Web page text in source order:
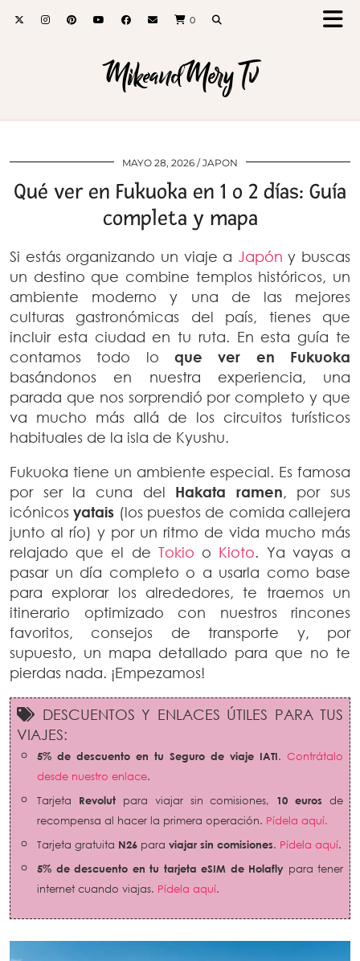
0
MikeandMery Tv
MAYO 28, 2026 JAPON
Qué ver en Fukuoka en 1 o 2 días: Guía
completa y mapa
Si estás organizando un viaje a Japón y buscas
un destino que combine templos históricos, un
ambiente moderno y una de las mejores
culturas gastronómicas del país, tienes que
incluir esta ciudad en tu ruta. En esta guía te
contamos todo lo que ver en Fukuoka
basándonos en nuestra experiencia, una
parada que nos sorprendió por completo y que
va mucho más allá de los circuitos turísticos
habituales de la isla de Kyushu.
Fukuoka tiene un ambiente especial. Es famosa
por ser la cuna del Hakata ramen, por sus
icónicosyatais (los puestos de comida callejera
junto al río) y por un ritmo de vida mucho más
relajado que el de Tokio o Kioto. Ya vayas a
pasar un día completo o a usarla como base
para explorar los alrededores, te traemos un
itinerario optimizado con nuestros rincones
favoritos, consejos de transporte y, por
supuesto, un mapa detallado para que no te
pierdas nada. ¡Empezamos!
DESCUENTOS Y ENLACES ÚTILES PARA TUS
VIAJES:
5% de descuento en tu Seguro de viaje IATI. Contrátalo
desde nuestro enlace.
Tarjeta Revolutpara viajar sin comisiones, 10 euros de
recompensa al hacer la primera operación. Pídela aquí.
Tarjeta gratuita N26 para viajar sin comisiones. Pídela aquí.
5% de descuento en tu tarjeta eSIM de Holafly para tener
internet cuando viajas. Pídela aquí.